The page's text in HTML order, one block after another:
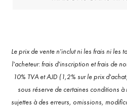
Le prix de vente n'inclut ni les frais ni les
l'acheteur: frais d'inscription et frais de
10% TVA et AJD (1,2% sur le prix
sous réserve de certaines conditions
sujettes à des erreurs, omissions,